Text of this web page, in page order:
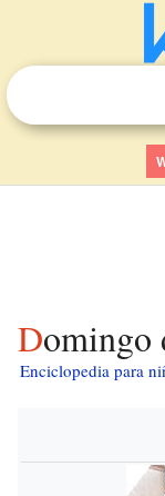
Enciclopedia para